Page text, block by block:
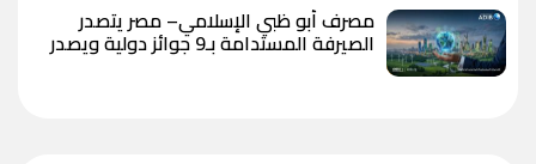
مصرف أبو ظبي الإسلامي– مصر يتصدر
الصيرفة المستدامة بـ9 جوائز دولية ويصدر
تقريري الاستدامة والبصمة الكربونية لعام